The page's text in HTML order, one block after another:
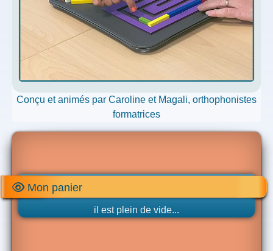
Conçu et animés par Caroline et Magali, orthophonistes
formatrices
Mon panier
il est plein de vide...